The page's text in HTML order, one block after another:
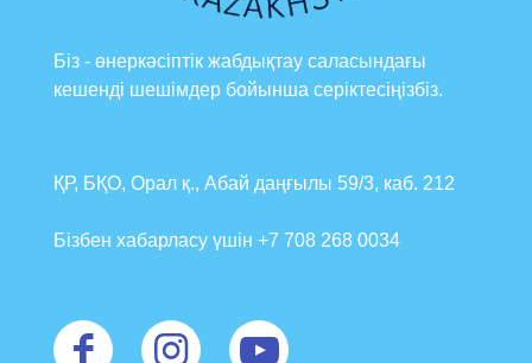
Біз - өнеркәсіптік жабдықтау саласындағы
кешенді шешімдер бойынша серіктесіңізбіз.
ҚР, БҚО, Орал қ., Абай даңғылы 59/3, каб. 212
Бізбен хабарласу үшін +7 708 268 0034